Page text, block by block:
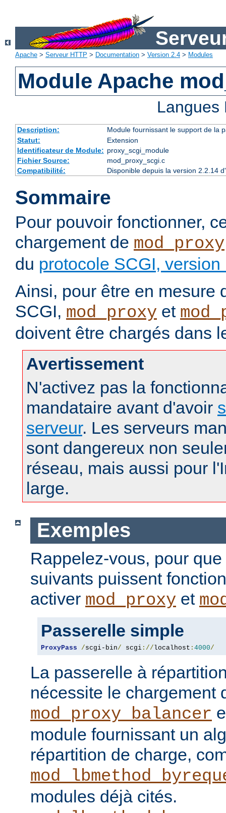
Apache > Serveur HTTP > Documentation > Version 2.4 > Modules
Module Apache
Description:
Module fournissant le support de la
Statut:
Extension
Identificateur de Module: proxy_scgi_module
Fichier Source:
mod_proxy_scgi.c
Compatibilité:
Disponible depuis la version 2.2.14
Sommaire
Pour pouvoir fonctionner,
chargement de mod_proxy
du protocole SCGI, version
Ainsi, pour être en mesure
SCGI, mod_proxy et
doivent être chargés dans
Avertissement
N'activez pas la
mandataire avant d'avoir
serveur. Les serveurs
sont dangereux non
réseau, mais aussi pour
large.
Exemples
Rappelez-vous, pour
suivants puissent
activer mod_proxy et
Passerelle simple
ProxyPass /scgi-bin/ scgi ://localhost : 4000/
La passerelle à
nécessite le chargement
mod_proxy_balancer
module fournissant un
répartition de charge,
modules déjà cités.